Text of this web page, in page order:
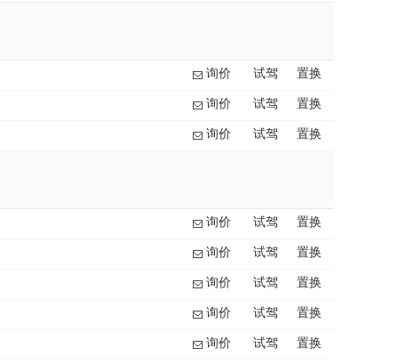
询价 试驾 置换
询价 试驾 置换
询价 试驾 置换
询价 试驾 置换
询价 试驾 置换
询价 试驾 置换
询价 试驾 置换
询价 试驾 置换